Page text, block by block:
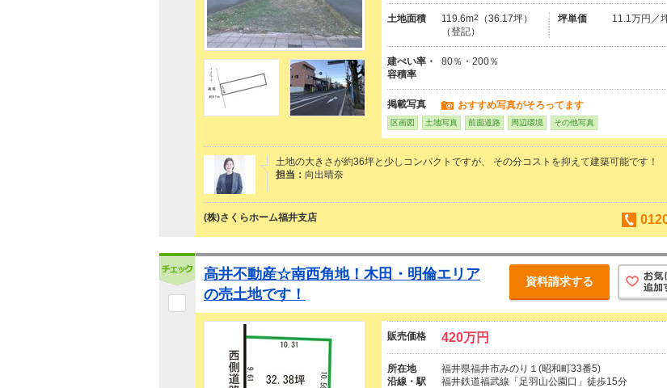
土地面積 119.6m2
（36.17坪）
（登記）
坪単価 11.1万円／
建ぺい率・
容積率
80％・200％
掲載写真 おすすめ写真がそろってます
区画図 土地写真 前面道路 周辺環境 その他写真
土地の大きさが約36坪と少しコンパクトですが、 その分コストを抑えて建築可能です！
担当： 向出晴奈
(株)さくらホーム福井支店
高井不動産☆南西角地！木田・明倫エリア
の売土地です！
資料請求する
販売価格 420万円
所在地
福井県福井市みのり１(昭和町33番5)
沿線・駅
福井鉄道福武線「足羽山公園口」徒歩15分